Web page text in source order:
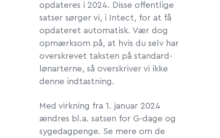
opdateres i 2024. Disse offentlige
satser sørger vi, i Intect, for at få
opdateret automatisk. Vær dog
opmærksom på, at hvis du selv har
overskrevet taksten på standard-
lønarterne, så overskriver vi ikke
denne indtastning.
Med virkning fra 1. januar 2024
ændres bl.a. satsen for G-dage og
sygedagpenge. Se mere om de